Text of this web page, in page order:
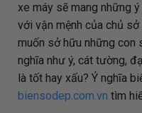
xe máy sẽ mang những
với vận mệnh của chủ
muốn sở hữu những con
nghĩa như ý, cát tường,
là tốt hay xấu? Ý nghĩa
biensodep.com.vn tìm